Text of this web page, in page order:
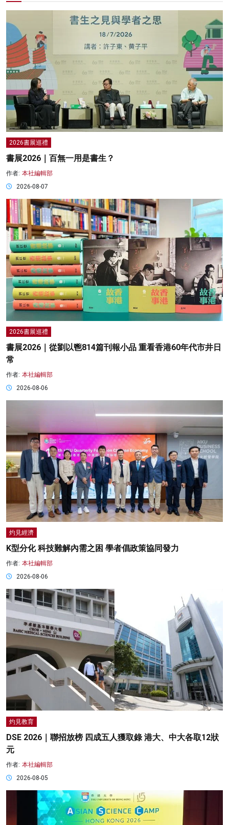
2026書展巡禮
書展2026｜百無一用是書生？
作者: 本社編輯部
2026-08-07
2026書展巡禮
書展2026｜從劉以鬯814篇刊報小品 重看香港60年代市井日
常
作者: 本社編輯部
2026-08-06
灼見經濟
K型分化 科技難解內需之困 學者倡政策協同發力
作者: 本社編輯部
2026-08-06
灼見教育
DSE 2026｜聯招放榜 四成五人獲取錄 港大、中大各取12狀
元
作者: 本社編輯部
2026-08-05